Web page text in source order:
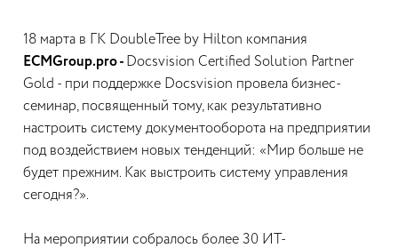
18 марта в ГК DoubleTree by Hilton компания
ECMGroup.pro - Docsvision Certified Solution Partner
Gold - при поддержке Docsvision провела бизнес-
семинар, посвященный тому, как результативно
настроить систему документооборота на предприятии
под воздействием новых тенденций: «Мир больше не
будет прежним. Как выстроить систему управления
сегодня?».
На мероприятии собралось более 30 ИТ-